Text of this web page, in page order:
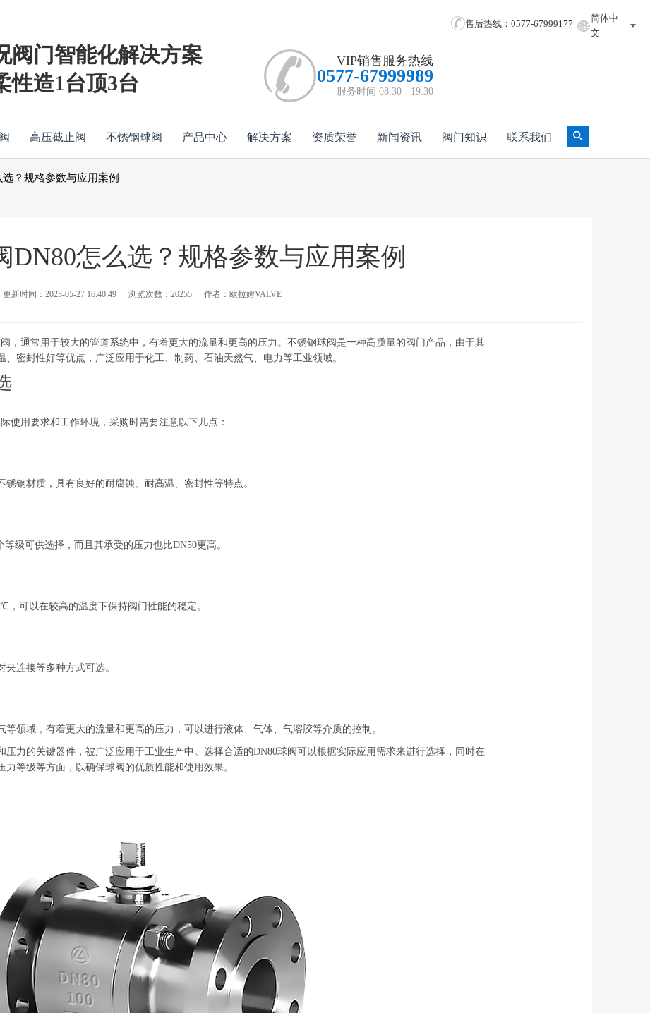
售后热线：0577-67999177
简体中
文
阀门智能化解决方案
性造1台顶3台
VIP销售服务热线
0577-67999989
服务时间 08:30 - 19:30
高压截止阀 不锈钢球阀 产品中心 解决方案 资质荣誉 新闻资讯 阀门知识 联系我们
？规格参数与应用案例
DN80怎么选？规格参数与应用案例
更新时间：2023-05-27 16:40:49 浏览次数：20255 作者：欧拉姆VALVE
通常用于较大的管道系统中，有着更大的流量和更高的压力。不锈钢球阀是一种高质量的阀门产品，由于其
密封性好等优点，广泛应用于化工、制药、石油天然气、电力等工业领域。
用要求和工作环境，采购时需要注意以下几点：
钢材质，具有良好的耐腐蚀、耐高温、密封性等特点。
级可供选择，而且其承受的压力也比DN50更高。
可以在较高的温度下保持阀门性能的稳定。
连接等多种方式可选。
域，有着更大的流量和更高的压力，可以进行液体、气体、气溶胶等介质的控制。
的关键器件，被广泛应用于工业生产中。选择合适的DN80球阀可以根据实际应用需求来进行选择，同时在
等级等方面，以确保球阀的优质性能和使用效果。